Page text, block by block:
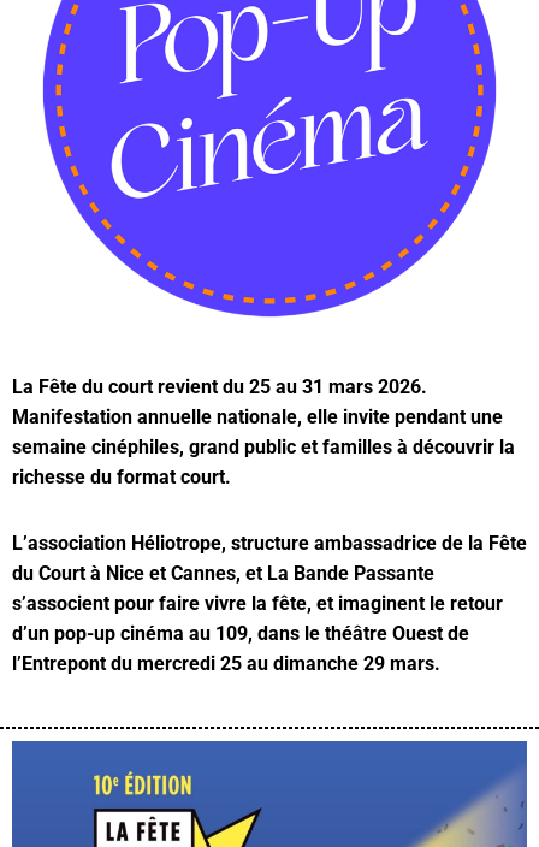
La Fête du court revient du 25 au 31 mars 2026.
Manifestation annuelle nationale, elle invite pendant une
semaine cinéphiles, grand public et familles à découvrir la
richesse du format court.
L’association Héliotrope, structure ambassadrice de la Fête
du Court à Nice et Cannes, et La Bande Passante
s’associent pour faire vivre la fête, et imaginent le retour
d’un pop-up cinéma au 109, dans le théâtre Ouest de
l’Entrepont du mercredi 25 au dimanche 29 mars.